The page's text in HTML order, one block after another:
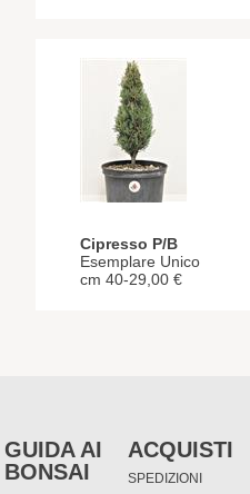
Cipresso P/B
Esemplare Unico
cm 40-29,00 €
GUIDA AI
BONSAI
ACQUISTI
SPEDIZIONI